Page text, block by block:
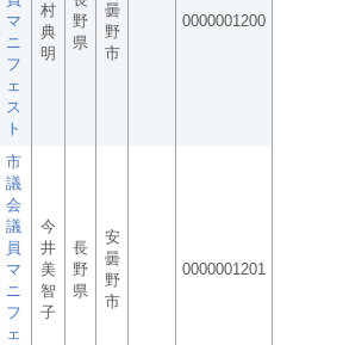
マ
ニ
フ
ェ
ス
ト
村
典
明
野
県
曇
野
市
0000001200
市
議
会
議
員
マ
ニ
フ
ェ
今
井
美
智
子
長
野
県
安
曇
野
市
0000001201